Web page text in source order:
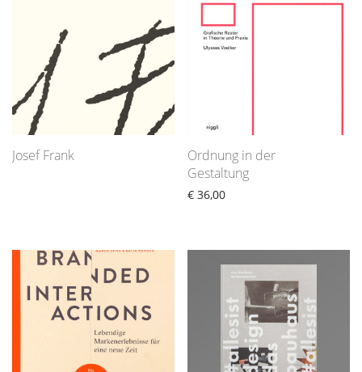
Josef Frank
Ordnung in der
Gestaltung
€ 36,00